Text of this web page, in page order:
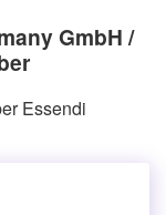
GmbH /
Essendi